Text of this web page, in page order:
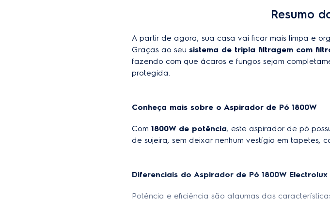
Resumo
A partir de agora, sua casa vai ficar mais limpa e
Graças ao seu sistema de tripla filtragem com
fazendo com que ácaros e fungos sejam
protegida.
Conheça mais sobre o Aspirador de Pó 1800W
Com 1800W de potência, este aspirador de pó
de sujeira, sem deixar nenhum vestígio em tapetes,
Diferenciais do Aspirador de Pó 1800W Electrolux
Potência e eficiência são algumas das